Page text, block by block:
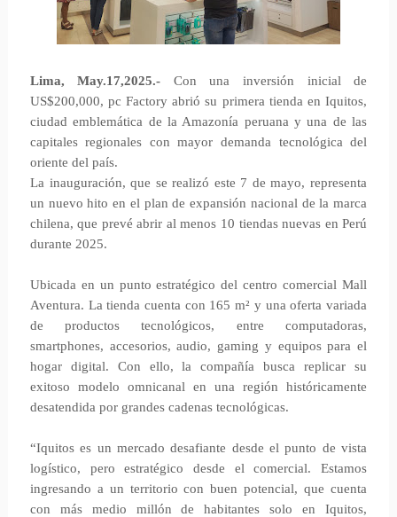
Lima, May.17,2025.-
Con una inversión inicial de
US$200,000, pc Factory abrió su primera tienda en Iquitos,
ciudad emblemática de la Amazonía peruana y una de las
capitales regionales con mayor demanda tecnológica del
oriente del país.
La inauguración, que se realizó este 7 de mayo, representa
un nuevo hito en el plan de expansión nacional de la marca
chilena, que prevé abrir al menos 10 tiendas nuevas en Perú
durante 2025.
Ubicada en un punto estratégico del centro comercial Mall
Aventura. La tienda cuenta con 165 m² y una oferta variada
de productos tecnológicos, entre computadoras,
smartphones, accesorios, audio, gaming y equipos para el
hogar digital. Con ello, la compañía busca replicar su
exitoso modelo omnicanal en una región históricamente
desatendida por grandes cadenas tecnológicas.
“Iquitos es un mercado desafiante desde el punto de vista
logístico, pero estratégico desde el comercial. Estamos
ingresando a un territorio con buen potencial, que cuenta
con más medio millón de habitantes solo en Iquitos,